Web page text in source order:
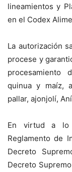
lineamientos y
en el Codex
La autorización
procese y
procesamiento
quinua y maíz,
pallar, ajonjolí,
En virtud a lo
Reglamento de
Decreto
Decreto